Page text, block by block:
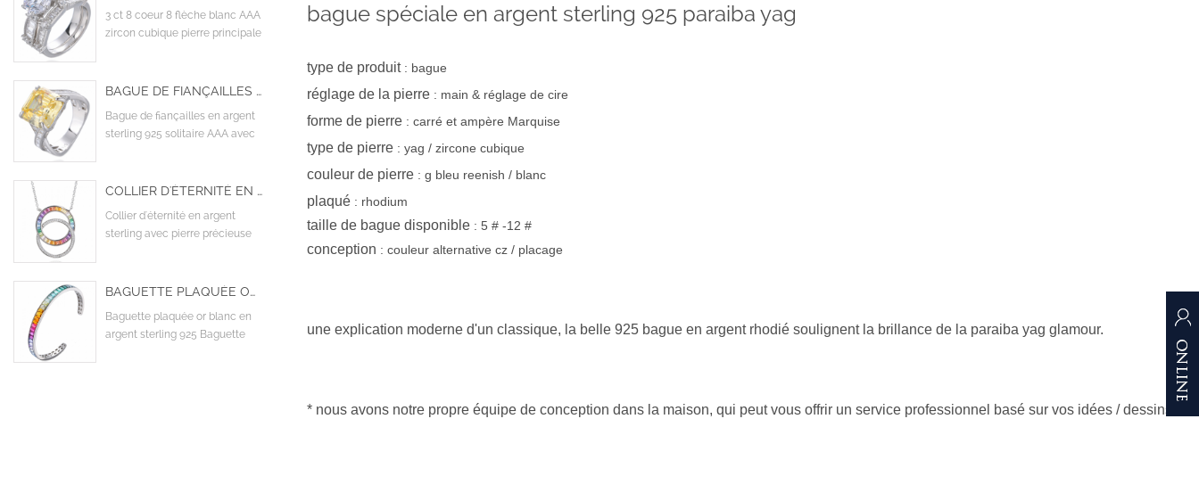
bague spéciale en argent sterling 925 paraiba yag
type de produit: bague
réglage de la pierre : main & réglage de cire
forme de pierre : carré et ampère Marquise
type de pierre : yag / zircone cubique
couleur de pierre : g bleu reenish / blanc
plaqué : rhodium
taille de bague disponible : 5 # -12 #
conception : couleur alternative cz / placage
une explication moderne d'un classique, la belle 925 bague en argent rhodié soulignent la brillance de la paraiba yag glamour.
* nous avons notre propre équipe de conception dans la maison, qui peut vous offrir un service professionnel basé sur vos idées / dessins.
3 ct 8 coeur 8 flèche blanc AAA
zircon cubique pierre principale
BAGUE DE FIANÇAILLES EN ARGENT STERLING 925 SOLITAIRE AAA AVEC ZIRCON CUBIQUE JAUNE TWIST CRISS CROSS INFINITY
Bague de fiançailles en argent
sterling 925 solitaire AAA avec
COLLIER D'ÉTERNITÉ EN ARGENT STERLING AVEC PIERRE PRÉCIEUSE DE SAPHIR SYNTHÉTIQUE ARC-EN-CIEL
Collier d'éternité en argent
sterling avec pierre précieuse
BAGUETTE PLAQUÉE OR BLANC EN ARGENT STERLING 925 BAGUETTE COLORÉE EN ZIRCONE CUBIQUE CZ
Baguette plaquée or blanc en
argent sterling 925 Baguette